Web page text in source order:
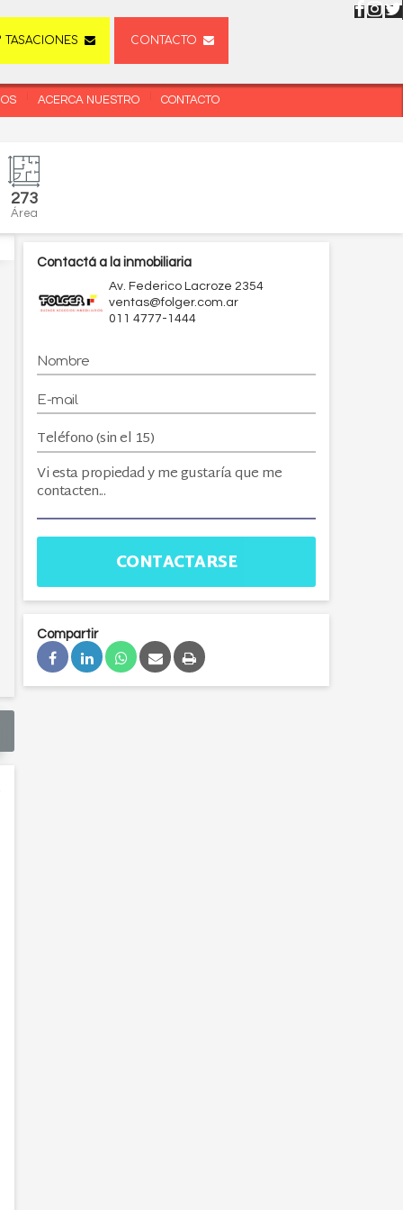
CONTACTO
TASACIONES
ACERCA NUESTRO CONTACTO
273
Área
Contactá a la inmobiliaria
Av. Federico Lacroze 2354
ventas@folger.com.ar
011 4777-1444
CONTACTARSE
Compartir